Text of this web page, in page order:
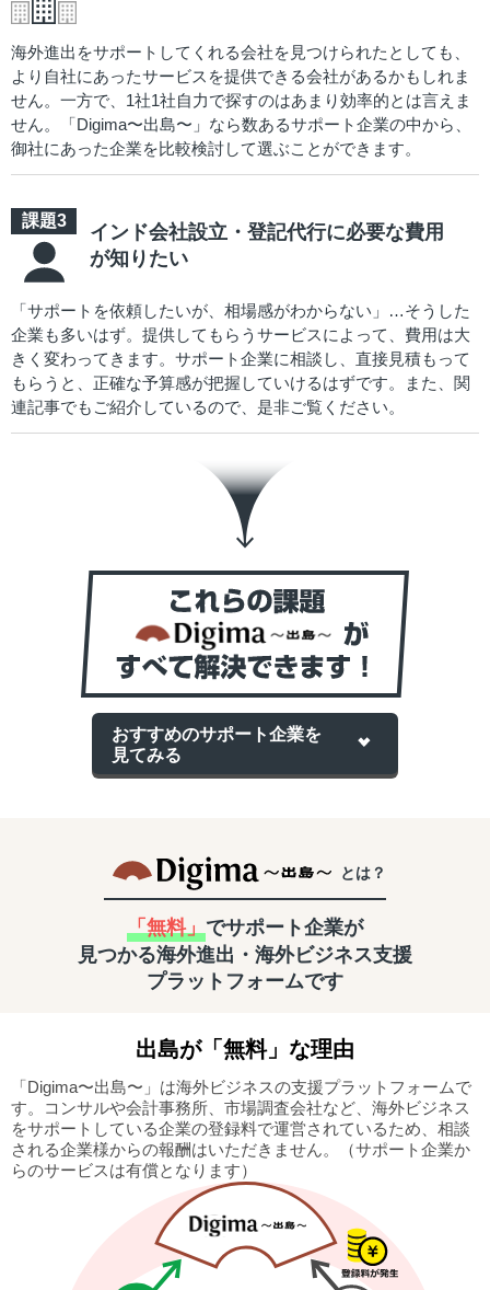
海外進出をサポートしてくれる会社を見つけられたとしても、
より自社にあったサービスを提供できる会社があるかもしれま
せん。一方で、1社1社自力で探すのはあまり効率的とは言えま
せん。「Digima〜出島〜」なら数あるサポート企業の中から、
御社にあった企業を比較検討して選ぶことができます。
インド会社設立・登記代行に必要な費用
が知りたい
「サポートを依頼したいが、相場感がわからない」…そうした
企業も多いはず。提供してもらうサービスによって、費用は大
きく変わってきます。サポート企業に相談し、直接見積もって
もらうと、正確な予算感が把握していけるはずです。また、関
連記事でもご紹介しているので、是非ご覧ください。
おすすめのサポート企業を
見てみる
とは？
「無料」 でサポート企業が
見つかる海外進出・海外ビジネス支援
プラットフォームです
出島が「無料」な理由
「Digima〜出島〜」は海外ビジネスの支援プラットフォームで
す。
コンサルや会計事務所、市場調査会社など、海外ビジネス
をサポートしている企業の登録料で運営されているため、相談
される企業様からの報酬はいただきません。
（サポート企業か
らのサービスは有償となります）